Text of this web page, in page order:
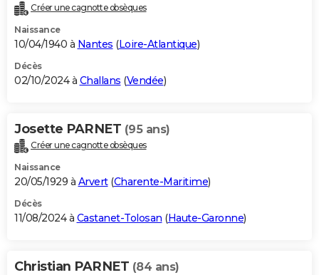
Créer une cagnotte obsèques
Naissance
10/04/1940 à Nantes (Loire-Atlantique)
Décès
02/10/2024 à Challans (Vendée)
Josette PARNET (95 ans)
Créer une cagnotte obsèques
Naissance
20/05/1929 à Arvert(Charente-Maritime)
Décès
11/08/2024 à Castanet-Tolosan (Haute-Garonne)
Christian PARNET (84 ans)